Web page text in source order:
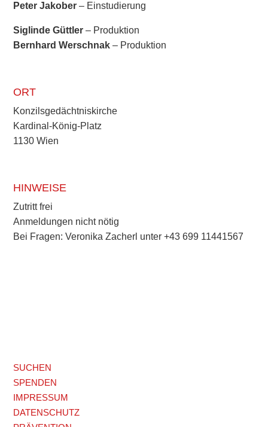
Peter Jakober – Einstudierung
Siglinde Güttler – Produktion
Bernhard Werschnak – Produktion
ORT
Konzilsgedächtniskirche
Kardinal-König-Platz
1130 Wien
HINWEISE
Zutritt frei
Anmeldungen nicht nötig
Bei Fragen: Veronika Zacherl unter +43 699 11441567
SUCHEN
SPENDEN
IMPRESSUM
DATENSCHUTZ